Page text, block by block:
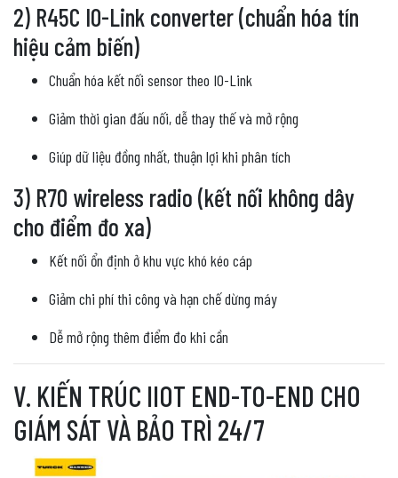
2) R45C IO-Link converter (chuẩn hóa tín
hiệu cảm biến)
Chuẩn hóa kết nối sensor theo IO-Link
Giảm thời gian đấu nối, dễ thay thế và mở rộng
Giúp dữ liệu đồng nhất, thuận lợi khi phân tích
3) R70 wireless radio (kết nối không dây
cho điểm đo xa)
Kết nối ổn định ở khu vực khó kéo cáp
Giảm chi phí thi công và hạn chế dừng máy
Dễ mở rộng thêm điểm đo khi cần
V. KIẾN TRÚC IIOT END-TO-END CHO
GIÁM SÁT VÀ BẢO TRÌ 24/7